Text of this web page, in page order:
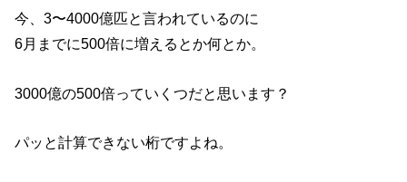
今、3〜4000億匹と言われているのに
6月までに500倍に増えるとか何とか。
3000億の500倍っていくつだと思います？
パッと計算できない桁ですよね。